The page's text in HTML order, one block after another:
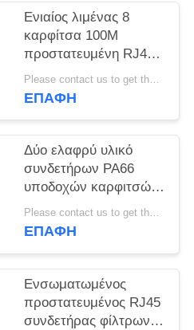
Ενιαίος λιμένας 8
καρφίτσα 100M
προστατευμένη RJ45
μορφή ορθογωνίων
συνδετήρων
Please contact us to get the latest price. MOQ:Διαπραγμάτευση
ΕΠΑΦΉ
Δύο ελαφρύ υλικό
συνδετήρων PA66
υποδοχών καρφιτσών
ΕΜΒΥΘΙΣΗΣ RJ45 12
χρώματος
Please contact us to get the latest price. MOQ:Διαπραγμάτευση
ΕΠΑΦΉ
Ενσωματωμένος
προστατευμένος RJ45
συνδετήρας φίλτρων